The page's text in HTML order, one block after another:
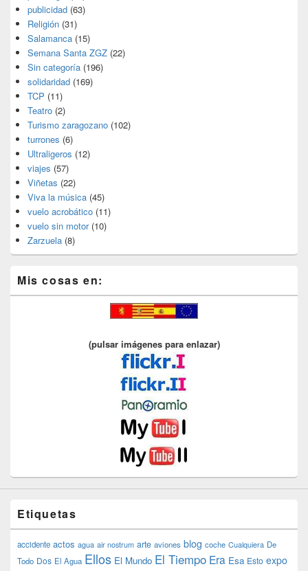
publicidad (63)
Religión (31)
Salamanca (15)
Semana Santa ZGZ (22)
Sin categoría (196)
solidaridad (169)
TCP (11)
Teatro (2)
Turismo zaragozano (102)
turrones (6)
Ultraligeros (12)
viajes (57)
Viñetas (22)
Viva la música (45)
vuelo acrobático (11)
vuelo sin motor(10)
Zarzuela (8)
Mis cosas en:
(pulsar imágenes para enlazar)
Etiquetas
accidente actos agua air nostrum arte aviones blog coche Cualquiera De
Todo Dos El Agua Ellos El Mundo El Tiempo Era Esa Esto expo